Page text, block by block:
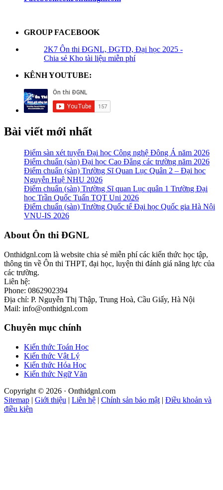
GROUP FACEBOOK
2K7 Ôn thi ĐGNL, ĐGTD, Đại học 2025 -
Chia sẻ Kho tài liệu miễn phí
KÊNH YOUTUBE:
Bài viết mới nhất
Điểm sàn xét tuyển Đại học Công nghệ Đông Á năm 2026
Điểm chuẩn (sàn) Đại học Cao Đẳng các trường năm 2026
Điểm chuẩn (sàn) Trường Sĩ Quan Lục Quân 2 – Đại học
Nguyễn Huệ NHU 2026
Điểm chuẩn (sàn) Trường Sĩ quan Lục quân 1 Trường Đại
học Trần Quốc Tuấn TQT Uni 2026
Điểm chuẩn (sàn) Trường Quốc tế Đại học Quốc gia Hà Nội
VNU-IS 2026
Footer
About Ôn thi ĐGNL
Onthidgnl.com là website chia sẻ miễn phí các kiến thức học tập,
thông tin về Ôn thi THPT, đại học, luyện thi đánh giá năng lực của
các trường.
Liên hệ:
Phone: 0862902394
Địa chỉ: P. Nguyễn Thị Thập, Trung Hoà, Cầu Giấy, Hà Nội
Mail: info@onthidgnl.com
Chuyên mục chính
Kiến thức Toán Học
Kiến thức Vật Lý
Kiến thức Hóa Học
Kiến thức Ngữ Văn
Copyright © 2026 · Onthidgnl.com
Sitemap | Giới thiệu | Liên hệ | Chính sản bảo mật | Điều khoản và
điều kiện